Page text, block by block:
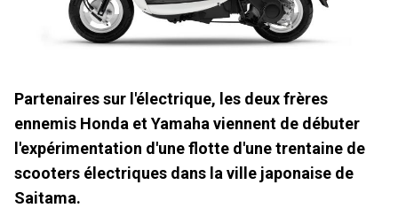
Partenaires sur l'électrique, les deux frères
ennemis Honda et Yamaha viennent de débuter
l'expérimentation d'une flotte d'une trentaine de
scooters électriques dans la ville japonaise de
Saitama.